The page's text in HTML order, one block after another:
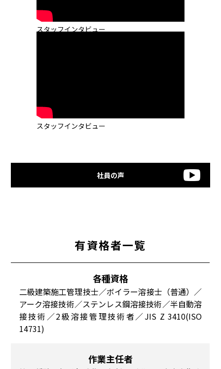
スタッフインタビュー
スタッフインタビュー
社員の声
有資格者一覧
各種資格
二級建築施工管理技士／ボイラー溶接士（普通）／
アーク溶接技術／ステンレス鋼溶接技術／半自動溶
接技術／2級溶接管理技術者／JIS Z 3410(ISO
14731)
作業主任者